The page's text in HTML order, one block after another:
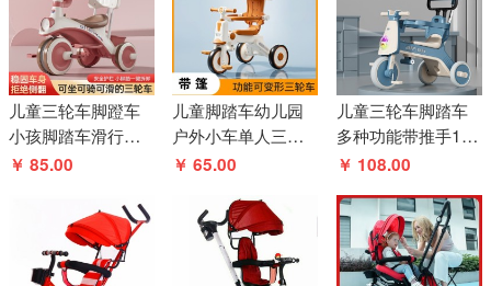
儿童三轮车脚蹬车
小孩脚踏车滑行车
婴儿推车宝宝玩具
￥ 85.00
儿童脚踏车幼儿园
户外小车单人三轮
车踩踏车简易幼教
￥ 65.00
儿童三轮车脚踏车
多种功能带推手1-3-
6岁宝宝推车婴幼儿
￥ 108.00